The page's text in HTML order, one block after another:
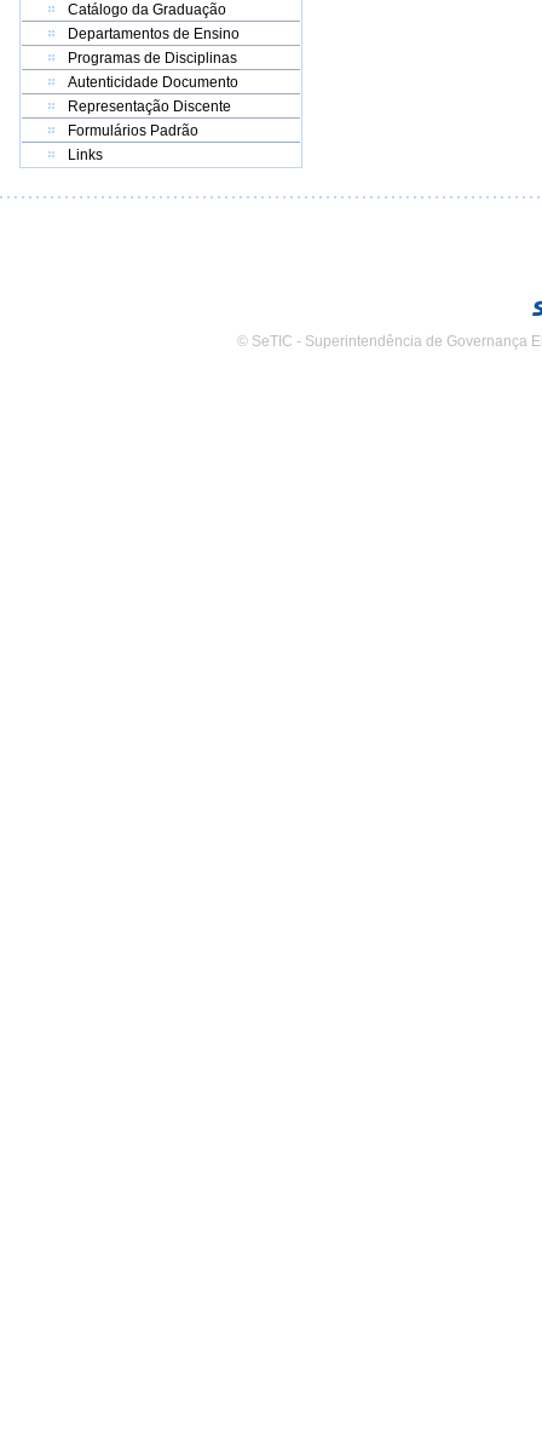
Catálogo da Graduação
Departamentos de Ensino
Programas de Disciplinas
Autenticidade Documento
Representação Discente
Formulários Padrão
Links
© SeTIC - Superintendência de Governança